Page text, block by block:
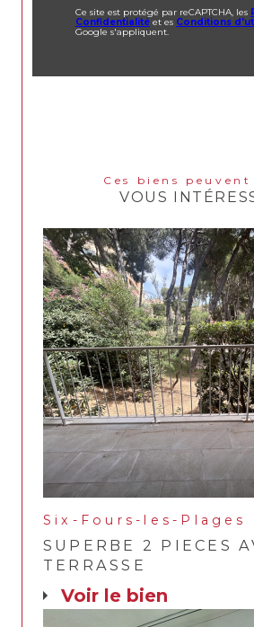
Ce site est protégé par reCAPTCHA, les
Confidentialité et es Conditions
Google s'appliquent.
Ces biens
VOUS
Six-Fours-les-Plages
SUPERBE 2 PIECES
TERRASSE
voir le bien